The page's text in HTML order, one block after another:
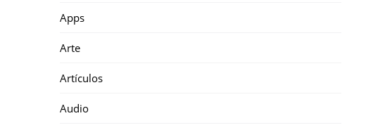
Apps
Arte
Artículos
Audio